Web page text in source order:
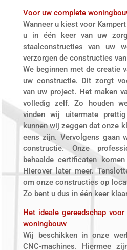
Voor uw complete
Wanneer u kiest voor
u in één keer van uw
staalconstructies van uw
verzorgen de constructies
We beginnen met de creatie
uw constructie. Dit zorgt
van uw project. Het maken
volledig zelf. Zo houden
vinden wij uitermate
kunnen wij zeggen dat onze
eens zijn. Vervolgens gaan
constructie. Onze
behaalde certificaten
Hierover later meer.
om onze constructies op
Zo bent u dus in één keer
Het ideale gereedschap
woningbouw
Wij beschikken in onze
CNC-machines. Hiermee